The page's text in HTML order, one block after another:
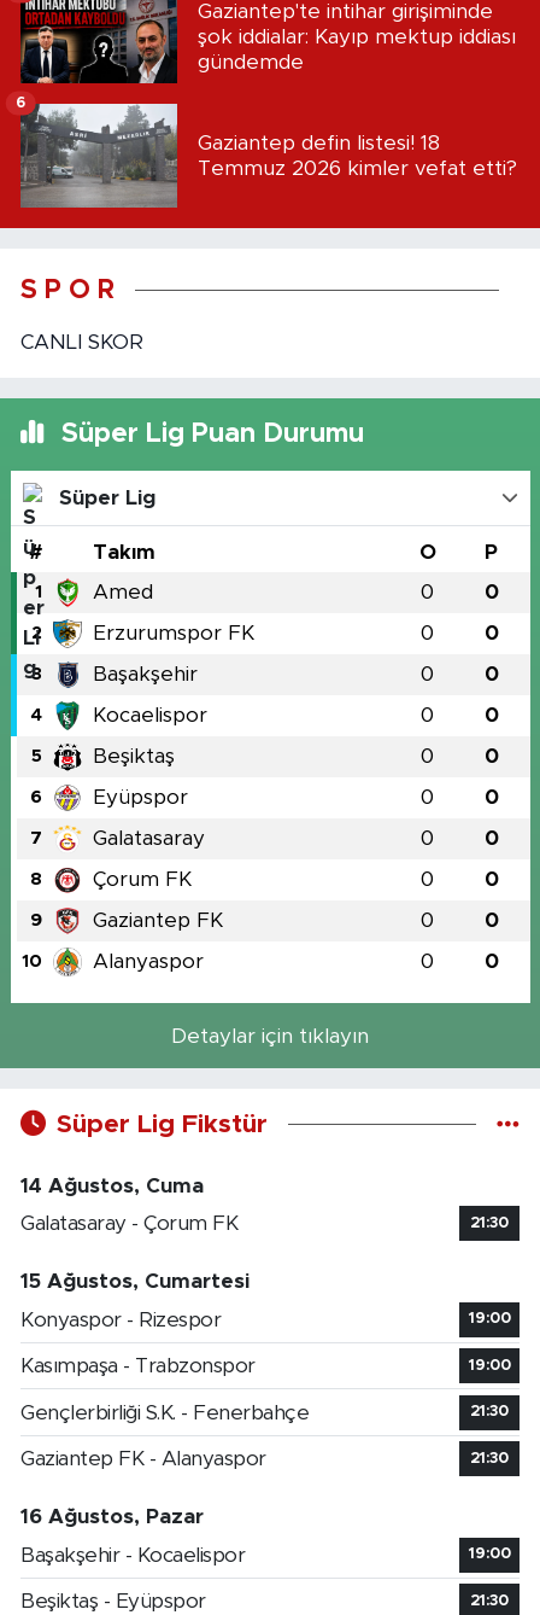
Gaziantep'te intihar girişiminde
şok iddialar: Kayıp mektup iddiası
gündemde
Gaziantep defin listesi! 18
Temmuz 2026 kimler vefat etti?
6
S P O R
CANLI SKOR
Süper Lig Puan Durumu
Süper Lig
# Takım O P
1 Amed 0 0
2 Erzurumspor FK 0 0
3 Başakşehir 0 0
4 Kocaelispor 0 0
5 Beşiktaş 0 0
6 Eyüpspor 0 0
7 Galatasaray 0 0
8 Çorum FK 0 0
9 Gaziantep FK 0 0
10 Alanyaspor 0 0
Detaylar için tıklayın
Süper Lig Fikstür
14 Ağustos, Cuma
Galatasaray - Çorum FK
21:30
15 Ağustos, Cumartesi
Konyaspor - Rizespor
19:00
Kasımpaşa - Trabzonspor 19:00
Gençlerbirliği S.K. - Fenerbahçe 21:30
Gaziantep FK - Alanyaspor 21:30
16 Ağustos, Pazar
Başakşehir - Kocaelispor
19:00
Beşiktaş - Eyüpspor 21:30